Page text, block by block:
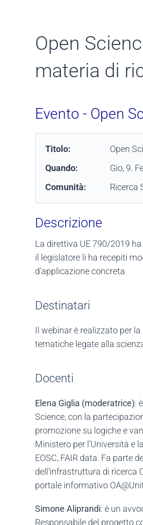
Open
materia di
Evento - Open
Titolo:
Open
Quando:
Gio, 9.
Comunità:
Ricerca
Descrizione
La direttiva UE 790/2019
il legislatore li ha recepiti
d'applicazione concreta
Destinatari
Il webinar è realizzato per
tematiche legate alla
Docenti
Elena Giglia (moderatrice):
Science, con la
promozione su logiche e
Ministero per l’Università e
EOSC, FAIR data. Fa parte
dell’infrastruttura di ricerca
portale informativo
Simone Aliprandi: è un
Responsabile del progetto